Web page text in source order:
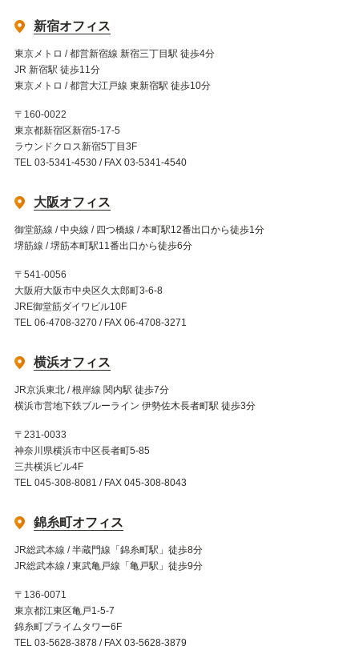
新宿オフィス
東京メトロ / 都営新宿線 新宿三丁目駅 徒歩4分
JR 新宿駅 徒歩11分
東京メトロ / 都営大江戸線 東新宿駅 徒歩10分
〒160-0022
東京都新宿区新宿5-17-5
ラウンドクロス新宿5丁目3F
TEL 03-5341-4530 / FAX 03-5341-4540
大阪オフィス
御堂筋線 / 中央線 / 四つ橋線 / 本町駅12番出口から徒歩1分
堺筋線 / 堺筋本町駅11番出口から徒歩6分
〒541-0056
大阪府大阪市中央区久太郎町3-6-8
JRE御堂筋ダイワビル10F
TEL 06-4708-3270 / FAX 06-4708-3271
横浜オフィス
JR京浜東北 / 根岸線 関内駅 徒歩7分
横浜市営地下鉄ブルーライン 伊勢佐木長者町駅 徒歩3分
〒231-0033
神奈川県横浜市中区長者町5-85
三共横浜ビル4F
TEL 045-308-8081 / FAX 045-308-8043
錦糸町オフィス
JR総武本線 / 半蔵門線「錦糸町駅」徒歩8分
JR総武本線 / 東武亀戸線「亀戸駅」徒歩9分
〒136-0071
東京都江東区亀戸1-5-7
錦糸町プライムタワー6F
TEL 03-5628-3878 / FAX 03-5628-3879